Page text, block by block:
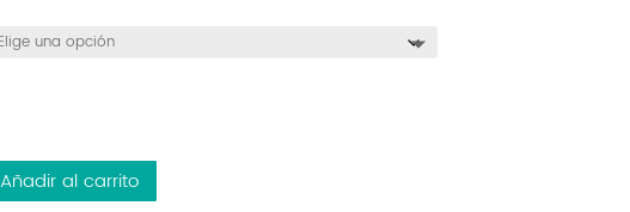
Añadir al carrito